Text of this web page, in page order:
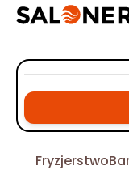
Fryzjerstwo